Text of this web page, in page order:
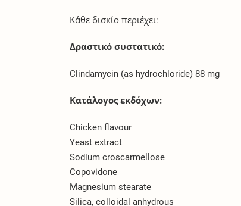
Κάθε δισκίο περιέχει:
Δραστικό συστατικό:
Clindamycin (as hydrochloride) 88 mg
Κατάλογος εκδόχων:
Chicken flavour
Yeast extract
Sodium croscarmellose
Copovidone
Magnesium stearate
Silica, colloidal anhydrous